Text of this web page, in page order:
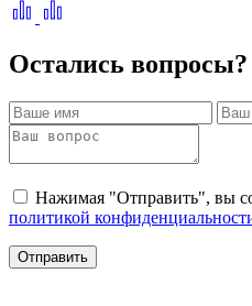
Остались вопросы?
Нажимая "Отправить", вы
политикой
Отправить